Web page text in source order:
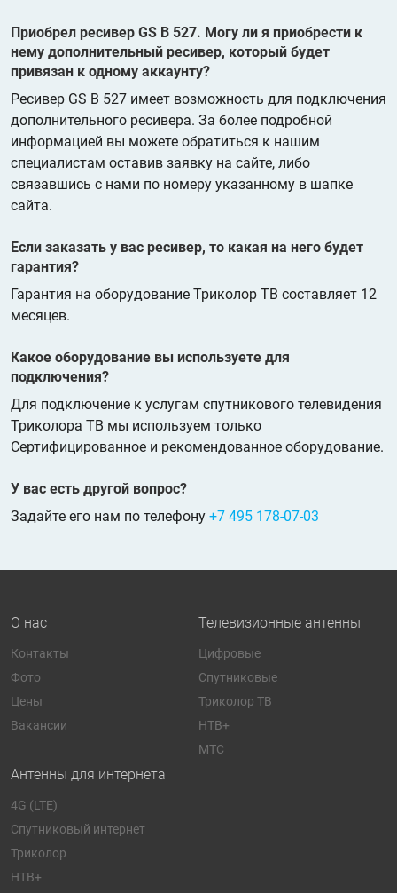
Приобрел ресивер GS B 527. Могу ли я приобрести к
нему дополнительный ресивер, который будет
привязан к одному аккаунту?
Ресивер GS B 527 имеет возможность для подключения
дополнительного ресивера. За более подробной
информацией вы можете обратиться к нашим
специалистам оставив заявку на сайте, либо
связавшись с нами по номеру указанному в шапке
сайта.
Если заказать у вас ресивер, то какая на него будет
гарантия?
Гарантия на оборудование Триколор ТВ составляет 12
месяцев.
Какое оборудование вы используете для
подключения?
Для подключение к услугам спутникового телевидения
Триколора ТВ мы используем только
Сертифицированное и рекомендованное оборудование.
У вас есть другой вопрос?
Задайте его нам по телефону +7 495 178-07-03
О нас
Контакты
Фото
Цены
Вакансии
Телевизионные антенны
Цифровые
Спутниковые
Триколор ТВ
НТВ+
МТС
Антенны для интернета
4G (LTE)
Спутниковый интернет
Триколор
НТВ+